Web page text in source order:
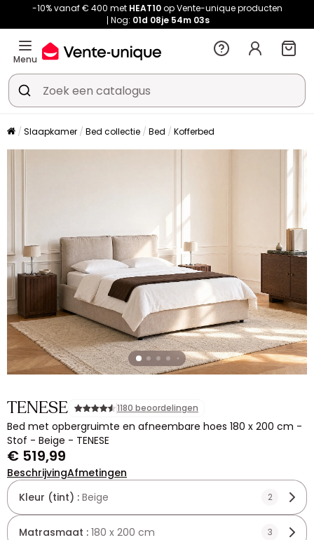
-10% vanaf € 400 met HEAT10op Vente-unique producten
Nog: 01d 08je 54m 02s
Menu
Slaapkamer Bed collectie Bed Kofferbed
TENESE 1180 beoordelingen
Bed met opbergruimte en afneembare hoes 180 x 200 cm -
Stof - Beige - TENESE
€ 519,99
BeschrijvingAfmetingen
Kleur (tint) : Beige 2
Matrasmaat : 180 x 200 cm 3